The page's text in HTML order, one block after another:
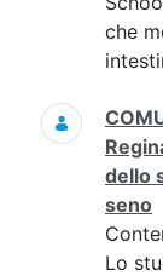
che
dello
seno
Lo